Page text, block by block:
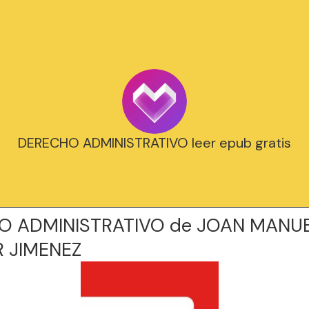
DERECHO ADMINISTRATIVO leer epub gratis
ADMINISTRATIVO de JOAN
JIMENEZ